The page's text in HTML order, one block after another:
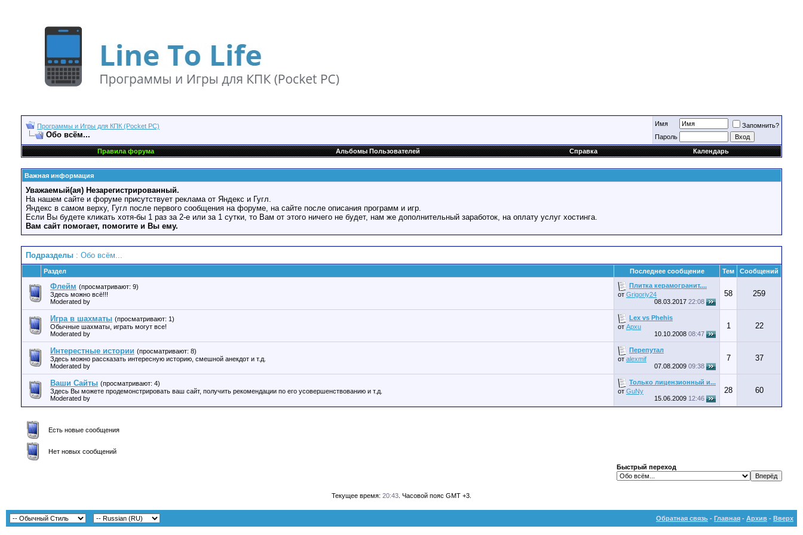
Программы и Игры для КПК (Pocket PC)
Обо всём...
Имя
Запомнить?
Пароль
Правила форума
Альбомы Пользователей Справка Календарь
Важная информация
Уважаемый(ая) Незарегистрированный.
На нашем сайте и форуме присутствует реклама от Яндекс и Гугл.
Яндекс в самом верху, Гугл после первого сообщения на форуме, на сайте после описания программ и игр.
Если Вы будете кликать хотя-бы 1 раз за 2-е или за 1 сутки, то Вам от этого ничего не будет, нам же дополнительный заработок, на оплату услуг хостинга.
Вам сайт помогает, помогите и Вы ему.
Подразделы : Обо всём...
Раздел Последнее сообщение Тем Сообщений
Флейм (просматривают: 9)
Здесь можно всё!!!
Moderated by
Плитка керамогранит....
от Grigoriy24
08.03.2017 22:08
58 259
Игра в шахматы (просматривают: 1)
Обычные шахматы, играть могут все!
Moderated by
Lex vs Phehis
от Apxu
10.10.2008 08:47
1 22
Интерестные истории (просматривают: 8)
Здесь можно рассказать интересную историю, смешной анекдот и т.д.
Moderated by
Перепутал
от alexmif
07.08.2009 09:38
7 37
Ваши Сайты (просматривают: 4)
Здесь Вы можете продемонстрировать ваш сайт, получить рекомендации по его усовершенствованию и т.д.
Moderated by
Только лицензионный и...
от GuNy
15.06.2009 12:46
28 60
Есть новые сообщения
Нет новых сообщений
Быстрый переход
Текущее время: 20:43 . Часовой пояс GMT +3.
Обратная связь - Главная - Архив - Вверх